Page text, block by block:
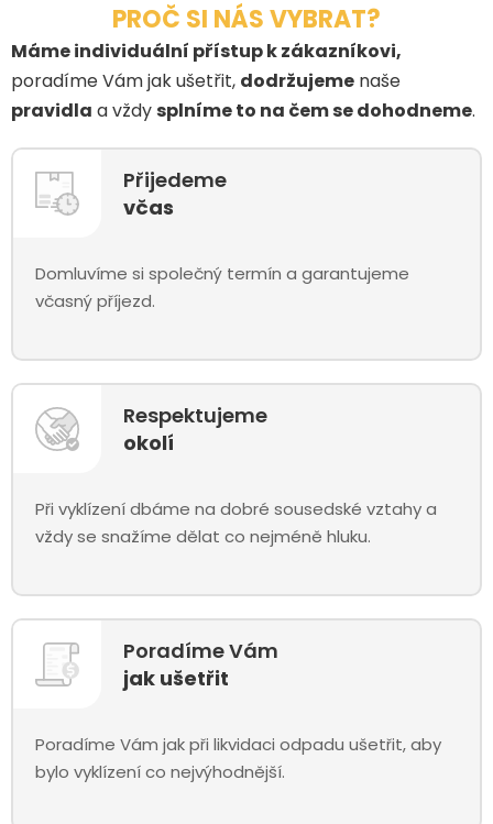
PROČ SI NÁS VYBRAT?
Máme individuální přístup k zákazníkovi,
poradíme Vám jak ušetřit, dodržujeme naše
pravidla a vždy splníme to na čem se dohodneme.
Přijedeme
včas
Domluvíme si společný termín a garantujeme
včasný příjezd.
Respektujeme
okolí
Při vyklízení dbáme na dobré sousedské vztahy a
vždy se snažíme dělat co nejméně hluku.
Poradíme Vám
jak ušetřit
Poradíme Vám jak při likvidaci odpadu ušetřit, aby
bylo vyklízení co nejvýhodnější.